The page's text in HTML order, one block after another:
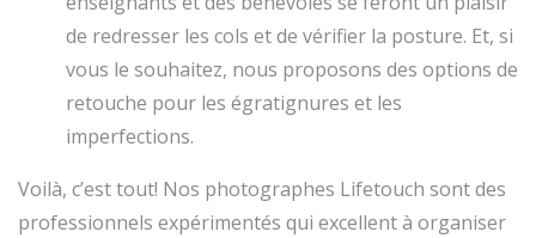
de redresser les cols et de vérifier la posture. Et, si
vous le souhaitez, nous proposons des options de
retouche pour les égratignures et les
imperfections.
Voilà, c’est tout! Nos photographes Lifetouch sont des
professionnels expérimentés qui excellent à organiser